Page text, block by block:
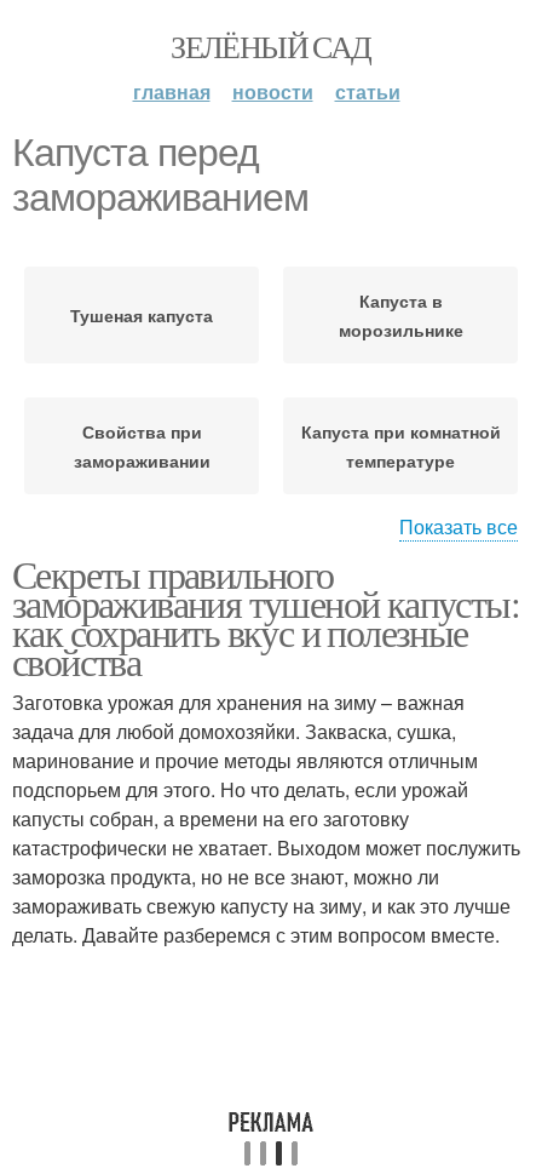
ЗЕЛЁНЫЙ САД
главная новости статьи
Капуста перед
замораживанием
Тушеная капуста
Капуста в
морозильнике
Свойства при
замораживании
Капуста при комнатной
температуре
морозильнике
замораживании
Рецепты для
замораживания
Показать все
Секреты правильного
замораживания тушеной капусты:
как сохранить вкус и полезные
свойства
Заготовка урожая для хранения на зиму – важная
задача для любой домохозяйки. Закваска, сушка,
маринование и прочие методы являются отличным
подспорьем для этого. Но что делать, если урожай
капусты собран, а времени на его заготовку
катастрофически не хватает. Выходом может послужить
заморозка продукта, но не все знают, можно ли
замораживать свежую капусту на зиму, и как это лучше
делать. Давайте разберемся с этим вопросом вместе.